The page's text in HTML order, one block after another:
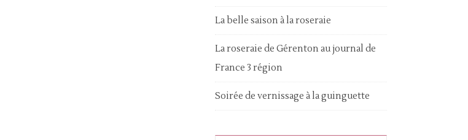
La belle saison à la roseraie
La roseraie de Gérenton au journal de
France 3 région
Soirée de vernissage à la guinguette